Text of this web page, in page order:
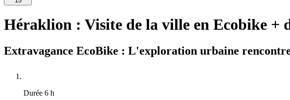
Héraklion : Visite de la ville en Ecobike +
Extravagance EcoBike : L'exploration urbaine
Durée 6 h